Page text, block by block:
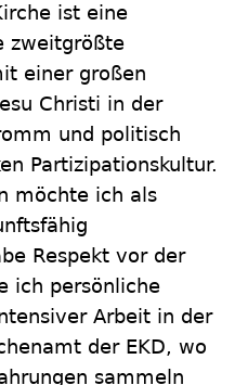
ist eine
zweitgrößte
einer großen
Christi in der
und politisch
Partizipationskultur.
möchte ich als
Respekt vor der
ich persönliche
Arbeit in der
der EKD, wo
sammeln